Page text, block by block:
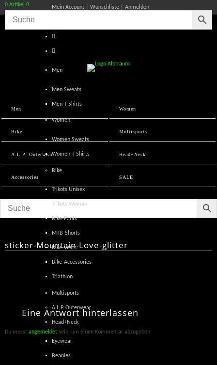
Mein Account Wunschliste Anmelden
Men
Men Sweats
Men T-Shirts
Women
Women Sweats
Women T-Shirts
Bike
Trikots Unisex
Trikots Woman
Bike-Pants
MTB-Shorts
Bike-Vests
Bike-Accessories
Triathlon
Multisports
A.L.P. Outerwear
Head+Neck
Eyewear
Beanies
0 Artikel 0
Men Women
Bike Multisports
A.L.P. Outerwear Head+Neck
Accessories SALE
sticker-Mountain-Love-glitter
Eine Antworthinterlassen
Du musst angemeldet sein, um einen Kommentar abzugeben.